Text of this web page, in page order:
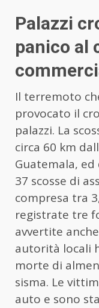
Palazzi
panico al
Il terremoto
provocato il
palazzi. La
circa 60 km
Guatemala,
37 scosse di
compresa tra
registrate tre
avvertite
autorità locali
morte di
sisma. Le
auto e sono